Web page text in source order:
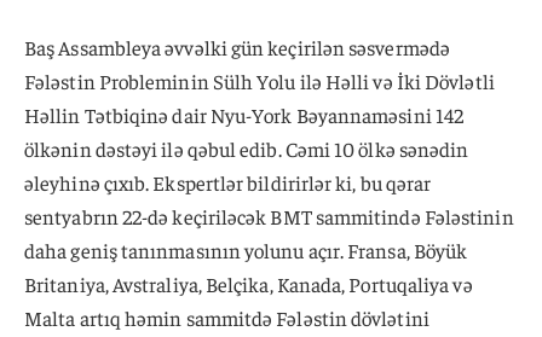
Baş Assambleya əvvəlki gün keçirilən səsvermədə
Fələstin Probleminin Sülh Yolu ilə Həlli və İki Dövlətli
Həllin Tətbiqinə dair Nyu-York Bəyannaməsini 142
ölkənin dəstəyi ilə qəbul edib. Cəmi 10 ölkə sənədin
əleyhinə çıxıb. Ekspertlər bildirirlər ki, bu qərar
sentyabrın 22-də keçiriləcək BMT sammitində Fələstinin
daha geniş tanınmasının yolunu açır. Fransa, Böyük
Britaniya, Avstraliya, Belçika, Kanada, Portuqaliya və
Malta artıq həmin sammitdə Fələstin dövlətini